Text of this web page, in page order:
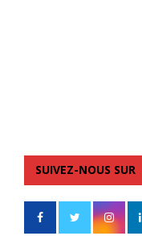
SUIVEZ-NOUS SUR